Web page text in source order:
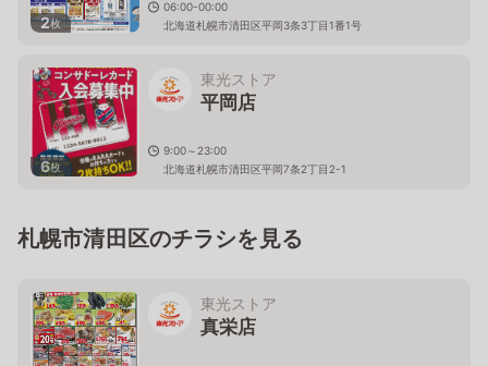
2枚
06:00-00:00
北海道札幌市清田区平岡3条3丁目1番1号
6枚
東光ストア
平岡店
9:00～23:00
北海道札幌市清田区平岡7条2丁目2-1
札幌市清田区のチラシを見る
東光ストア
真栄店